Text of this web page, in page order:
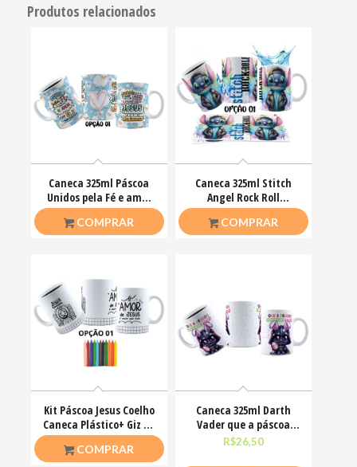
Produtos relacionados
Caneca 325ml Páscoa
Unidos pela Fé e amor
que ele nos ensinou
COMPRAR
Caneca 325ml Stitch
Angel Rock Roll
Motoclub Motoqueiro
COMPRAR
Kit Páscoa Jesus Coelho
Caneca Plástico+ Giz De
Cera Colorir
COMPRAR
Caneca 325ml Darth
Vader que a páscoa
esteja com você
R$26,50